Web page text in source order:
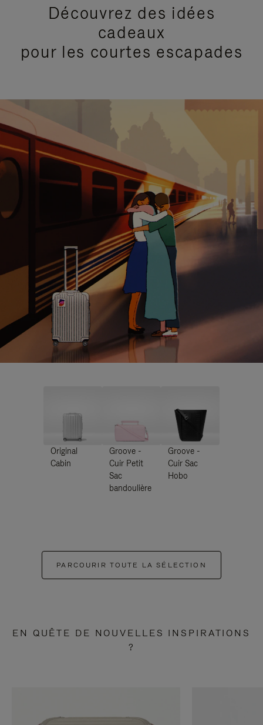
Découvrez des idées
cadeaux
pour les courtes escapades
Original
Cabin
Groove -
Cuir Petit
Sac
bandoulière
Groove -
Cuir Sac
Hobo
PARCOURIR TOUTE LA SÉLECTION
EN QUÊTE DE NOUVELLES INSPIRATIONS
?